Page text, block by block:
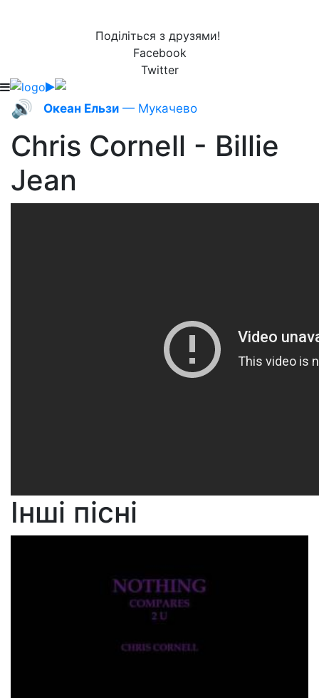
Поділіться з друзями!
Facebook
Twitter
🔊 Океан Ельзи — Мукачево
Chris Cornell - Billie
Jean
Інші пісні